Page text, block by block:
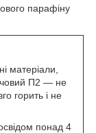
парафіну
матеріали,
П2 — не
горить і не
понад 4